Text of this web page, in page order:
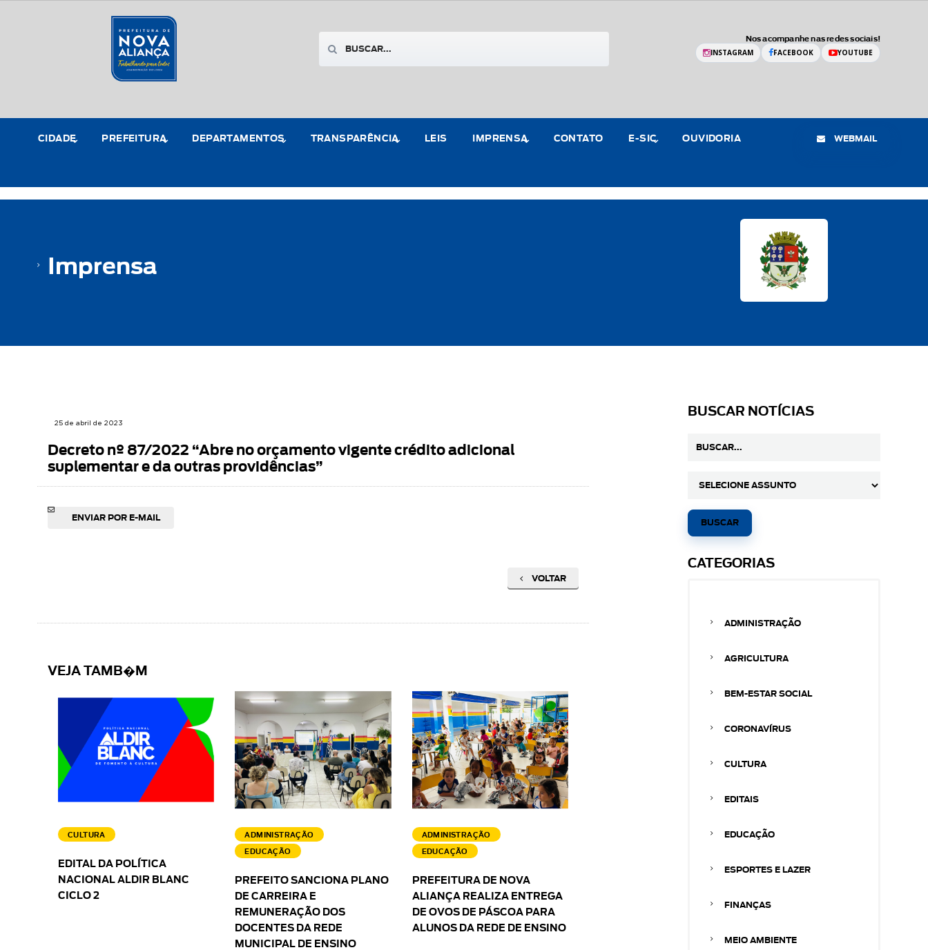
Nos acompanhe nas redes sociais!
INSTAGRAM FACEBOOK YOUTUBE
CIDADE PREFEITURA DEPARTAMENTOS TRANSPARÊNCIA LEIS IMPRENSA CONTATO E-SIC OUVIDORIA WEBMAIL
Imprensa
25 de abril de 2023
Decreto nº 87/2022 “Abre no orçamento vigente crédito adicional
suplementar e da outras providências”
ENVIAR POR E-MAIL
VOLTAR
VEJA TAMB�M
CULTURA
EDITAL DA POLÍTICA
NACIONAL ALDIR BLANC
CICLO 2
ADMINISTRAÇÃO
EDUCAÇÃO
PREFEITO SANCIONA PLANO
DE CARREIRA E
REMUNERAÇÃO DOS
DOCENTES DA REDE
MUNICIPAL DE ENSINO
ADMINISTRAÇÃO
EDUCAÇÃO
PREFEITURA DE NOVA
ALIANÇA REALIZA ENTREGA
DE OVOS DE PÁSCOA PARA
ALUNOS DA REDE DE ENSINO
BUSCAR NOTÍCIAS
CATEGORIAS
ADMINISTRAÇÃO
AGRICULTURA
BEM-ESTAR SOCIAL
CORONAVÍRUS
CULTURA
EDITAIS
EDUCAÇÃO
ESPORTES E LAZER
FINANÇAS
MEIO AMBIENTE